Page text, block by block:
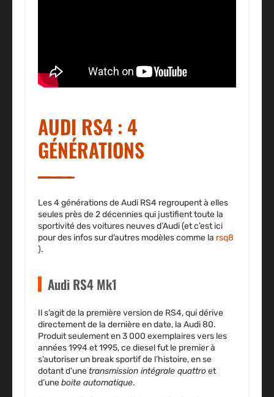
AUDI RS4 : 4
GÉNÉRATIONS
Les 4 générations de Audi RS4 regroupent à elles
seules près de 2 décennies qui justifient toute la
sportivité des voitures neuves d’Audi (et c’est ici
pour des infos sur d’autres modèles comme la rsq8
).
Audi RS4 Mk1
Il s’agit de la première version de RS4, qui dérive
directement de la dernière en date, la Audi 80.
Produit seulement en 3 000 exemplaires vers les
années 1994 et 1995, ce diesel fut le premier à
s’autoriser un break sportif de l’histoire, en se
dotant d’unetransmission intégrale quattroet
d’uneboite automatique.